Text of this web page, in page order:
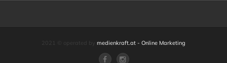
2021 © operated by medienkraft.at - Online Marketing